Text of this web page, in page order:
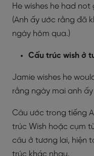
He wishes he had
(Anh ấy ước rằng đã
ngày hôm qua.)
Cấu trúc wish ở
Jamie wishes he
rằng ngày mai anh
Câu ước trong tiếng
trúc Wish hoặc cụm
câu ở tương lai, hiện
trúc khác nhau.